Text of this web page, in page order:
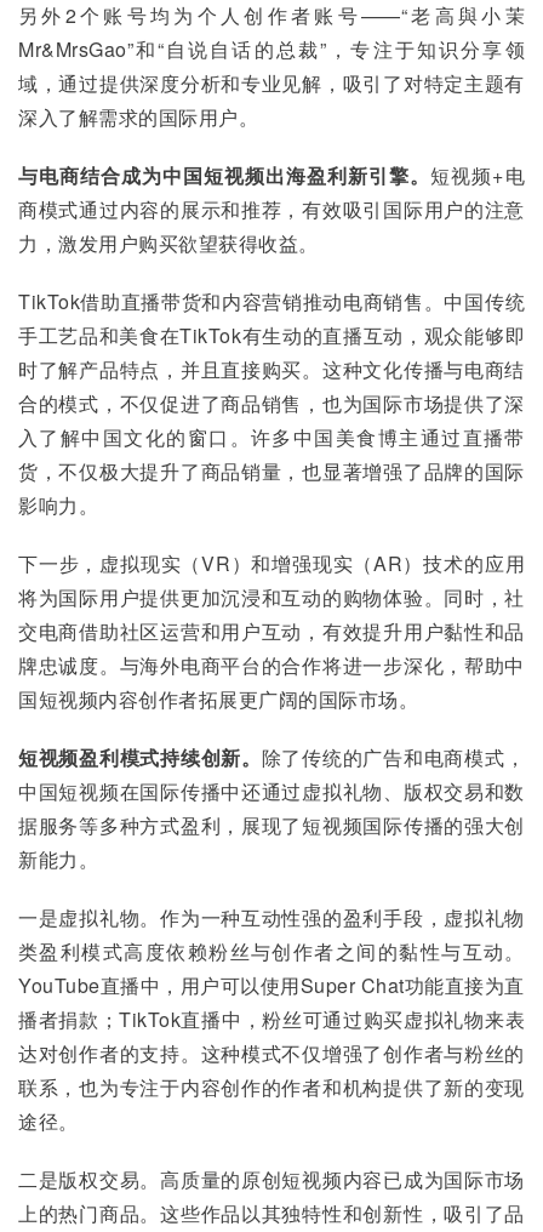
另外2个账号均为个人创作者账号——“老高與小茉
Mr&MrsGao”和“自说自话的总裁”，专注于知识分享领
域，通过提供深度分析和专业见解，吸引了对特定主题有
深入了解需求的国际用户。
与电商结合成为中国短视频出海盈利新引擎。短视频+电
商模式通过内容的展示和推荐，有效吸引国际用户的注意
力，激发用户购买欲望获得收益。
TikTok借助直播带货和内容营销推动电商销售。中国传统
手工艺品和美食在TikTok有生动的直播互动，观众能够即
时了解产品特点，并且直接购买。这种文化传播与电商结
合的模式，不仅促进了商品销售，也为国际市场提供了深
入了解中国文化的窗口。许多中国美食博主通过直播带
货，不仅极大提升了商品销量，也显著增强了品牌的国际
影响力。
下一步，虚拟现实（VR）和增强现实（AR）技术的应用
将为国际用户提供更加沉浸和互动的购物体验。同时，社
交电商借助社区运营和用户互动，有效提升用户黏性和品
牌忠诚度。与海外电商平台的合作将进一步深化，帮助中
国短视频内容创作者拓展更广阔的国际市场。
短视频盈利模式持续创新。 除了传统的广告和电商模式，
中国短视频在国际传播中还通过虚拟礼物、版权交易和数
据服务等多种方式盈利，展现了短视频国际传播的强大创
新能力。
一是虚拟礼物。作为一种互动性强的盈利手段，虚拟礼物
类盈利模式高度依赖粉丝与创作者之间的黏性与互动。
YouTube直播中，用户可以使用Super Chat功能直接为直
播者捐款；TikTok直播中，粉丝可通过购买虚拟礼物来表
达对创作者的支持。这种模式不仅增强了创作者与粉丝的
联系，也为专注于内容创作的作者和机构提供了新的变现
途径。
二是版权交易。高质量的原创短视频内容已成为国际市场
上的热门商品。这些作品以其独特性和创新性，吸引了品